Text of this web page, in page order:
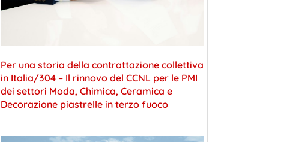
Per una storia della contrattazione collettiva
in Italia/304 – Il rinnovo del CCNL per le PMI
dei settori Moda, Chimica, Ceramica e
Decorazione piastrelle in terzo fuoco